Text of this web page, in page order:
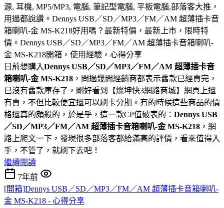
源, 耳機, MP5/MP3, 電腦, 筆記型電腦, 平板電腦,部落客大推，
用過都說讚。Dennys USB／SD／MP3／FM／AM 超薄插卡音
箱喇叭-金 MS-K218好用嗎？最新特價，最新上市，限時特
價。Dennys USB／SD／MP3／FM／AM 超薄插卡音箱喇叭-
金 MS-K218開箱，使用經驗，心得分享
日前想購入Dennys USB／SD／MP3／FM／AM 超薄插卡音
箱喇叭-金 MS-K218 ，問過幾間經銷商都表示舊款已經賣完，
已沒有舊款庫存了，剛好看到【燦坤快3網路商城】網頁上還
有賣，不但比較便宜還可以刷卡分期。有的時候這些商品的價
格還真的頗殺的，於是乎，這一款CP值破表的： Dennys USB
／SD／MP3／FM／AM 超薄插卡音箱喇叭-金 MS-K218 ，網
路上爬文一下，發現很多部落客都給滿高的評價，看來值得入
手，不管了，就刷下去吧！
繼續閱讀
7年前
[開箱]Dennys USB／SD／MP3／FM／AM 超薄插卡音箱喇叭-
金 MS-K218 - 心得分享